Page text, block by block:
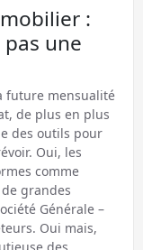
:
une
future mensualité
de plus en plus
des outils pour
Oui, les
comme
grandes
Générale –
Oui mais,
des